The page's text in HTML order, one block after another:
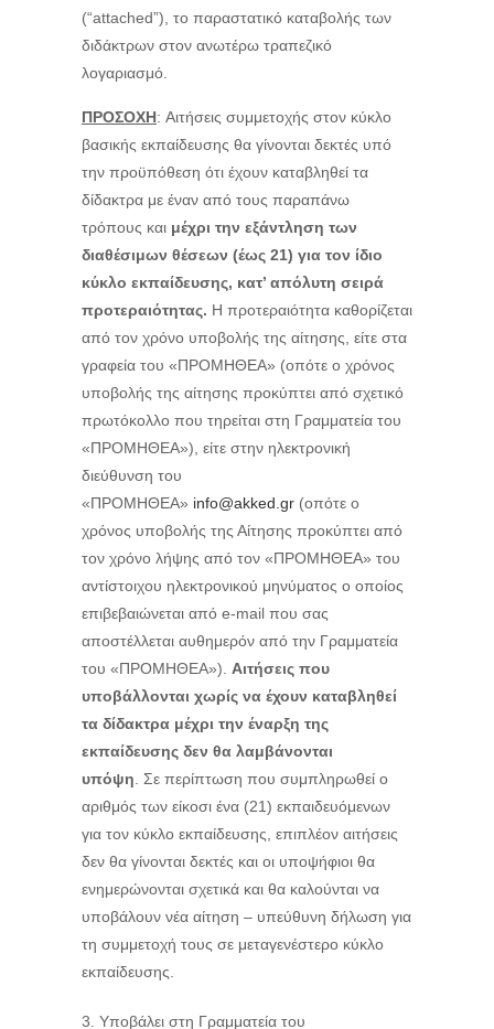
(“attached”), το παραστατικό καταβολής των
διδάκτρων στον ανωτέρω τραπεζικό
λογαριασμό.
ΠΡΟΣΟΧΗ: Αιτήσεις συμμετοχής στον κύκλο
βασικής εκπαίδευσης θα γίνονται δεκτές υπό
την προϋπόθεση ότι έχουν καταβληθεί τα
δίδακτρα με έναν από τους παραπάνω
τρόπους και μέχρι την εξάντληση των
διαθέσιμων θέσεων (έως 21) για τον ίδιο
κύκλο εκπαίδευσης, κατ’ απόλυτη σειρά
προτεραιότητας. Η προτεραιότητα καθορίζεται
από τον χρόνο υποβολής της αίτησης, είτε στα
γραφεία του «ΠΡΟΜΗΘΕΑ» (οπότε ο χρόνος
υποβολής της αίτησης προκύπτει από σχετικό
πρωτόκολλο που τηρείται στη Γραμματεία του
«ΠΡΟΜΗΘΕΑ»), είτε στην ηλεκτρονική
διεύθυνση του
«ΠΡΟΜΗΘΕΑ» info@akked.gr (οπότε ο
χρόνος υποβολής της Αίτησης προκύπτει από
τον χρόνο λήψης από τον «ΠΡΟΜΗΘΕΑ» του
αντίστοιχου ηλεκτρονικού μηνύματος ο οποίος
επιβεβαιώνεται από e-mail που σας
αποστέλλεται αυθημερόν από την Γραμματεία
του «ΠΡΟΜΗΘΕΑ»). Αιτήσεις που
υποβάλλονται χωρίς να έχουν καταβληθεί
τα δίδακτρα μέχρι την έναρξη της
εκπαίδευσης δεν θα λαμβάνονται
υπόψη . Σε περίπτωση που συμπληρωθεί ο
αριθμός των είκοσι ένα (21) εκπαιδευόμενων
για τον κύκλο εκπαίδευσης, επιπλέον αιτήσεις
δεν θα γίνονται δεκτές και οι υποψήφιοι θα
ενημερώνονται σχετικά και θα καλούνται να
υποβάλουν νέα αίτηση – υπεύθυνη δήλωση για
τη συμμετοχή τους σε μεταγενέστερο κύκλο
εκπαίδευσης.
Υποβάλει στη Γραμματεία του